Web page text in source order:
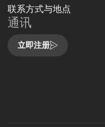
联系方式与地点
通讯
立即注册